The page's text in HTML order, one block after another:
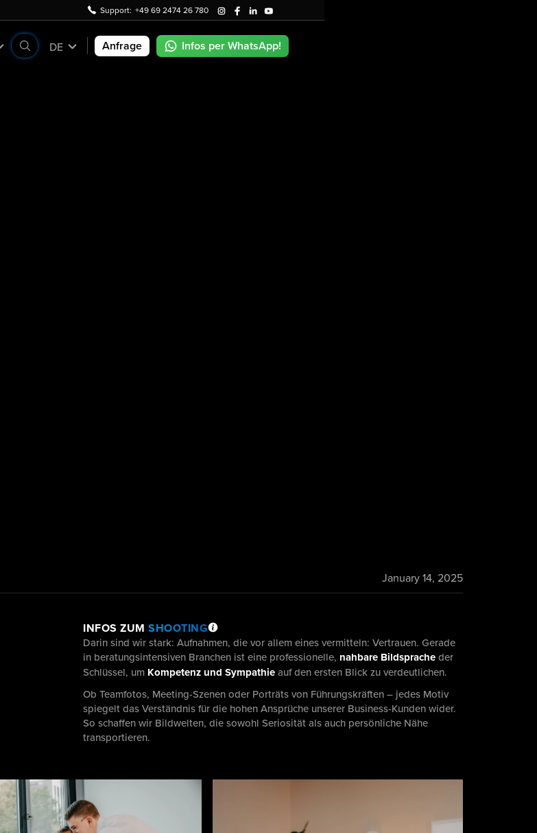
Support: +49 69 2474 26 780
DE Anfrage Infos per WhatsApp!
January 14, 2025
INFOS ZUM SHOOTING
Darin sind wir stark: Aufnahmen, die vor allem eines vermitteln: Vertrauen. Gerade
in beratungsintensiven Branchen ist eine professionelle, nahbare Bildspracheder
Schlüssel, um Kompetenz und Sympathieauf den ersten Blick zu verdeutlichen.
Ob Teamfotos, Meeting-Szenen oder Porträts von Führungskräften – jedes Motiv
spiegelt das Verständnis für die hohen Ansprüche unserer Business-Kunden wider.
So schaffen wir Bildwelten, die sowohl Seriosität als auch persönliche Nähe
transportieren.